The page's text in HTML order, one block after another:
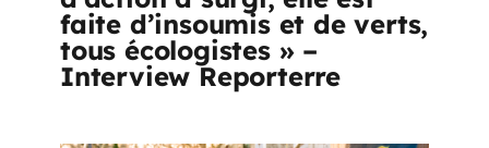
faite d’insoumis et de verts,
tous écologistes » –
Interview Reporterre